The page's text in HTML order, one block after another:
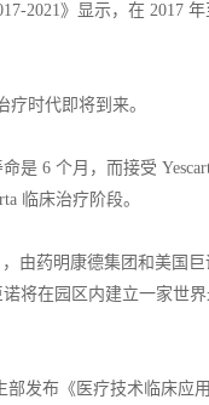
2021》显示，在 2017
时代即将到来。
是 6 个月，而接受
临床治疗阶段。
由药明康德集团和美国
将在园区内建立一家世
发布《医疗技术临床应